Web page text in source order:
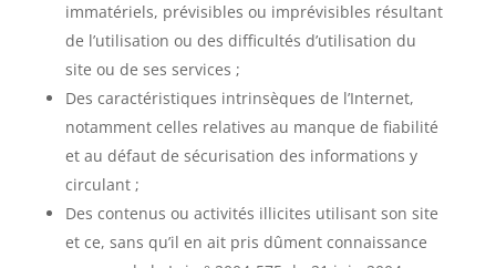
immatériels, prévisibles ou imprévisibles résultant
de l’utilisation ou des difficultés d’utilisation du
site ou de ses services ;
Des caractéristiques intrinsèques de l’Internet,
notamment celles relatives au manque de fiabilité
et au défaut de sécurisation des informations y
circulant ;
Des contenus ou activités illicites utilisant son site
et ce, sans qu’il en ait pris dûment connaissance